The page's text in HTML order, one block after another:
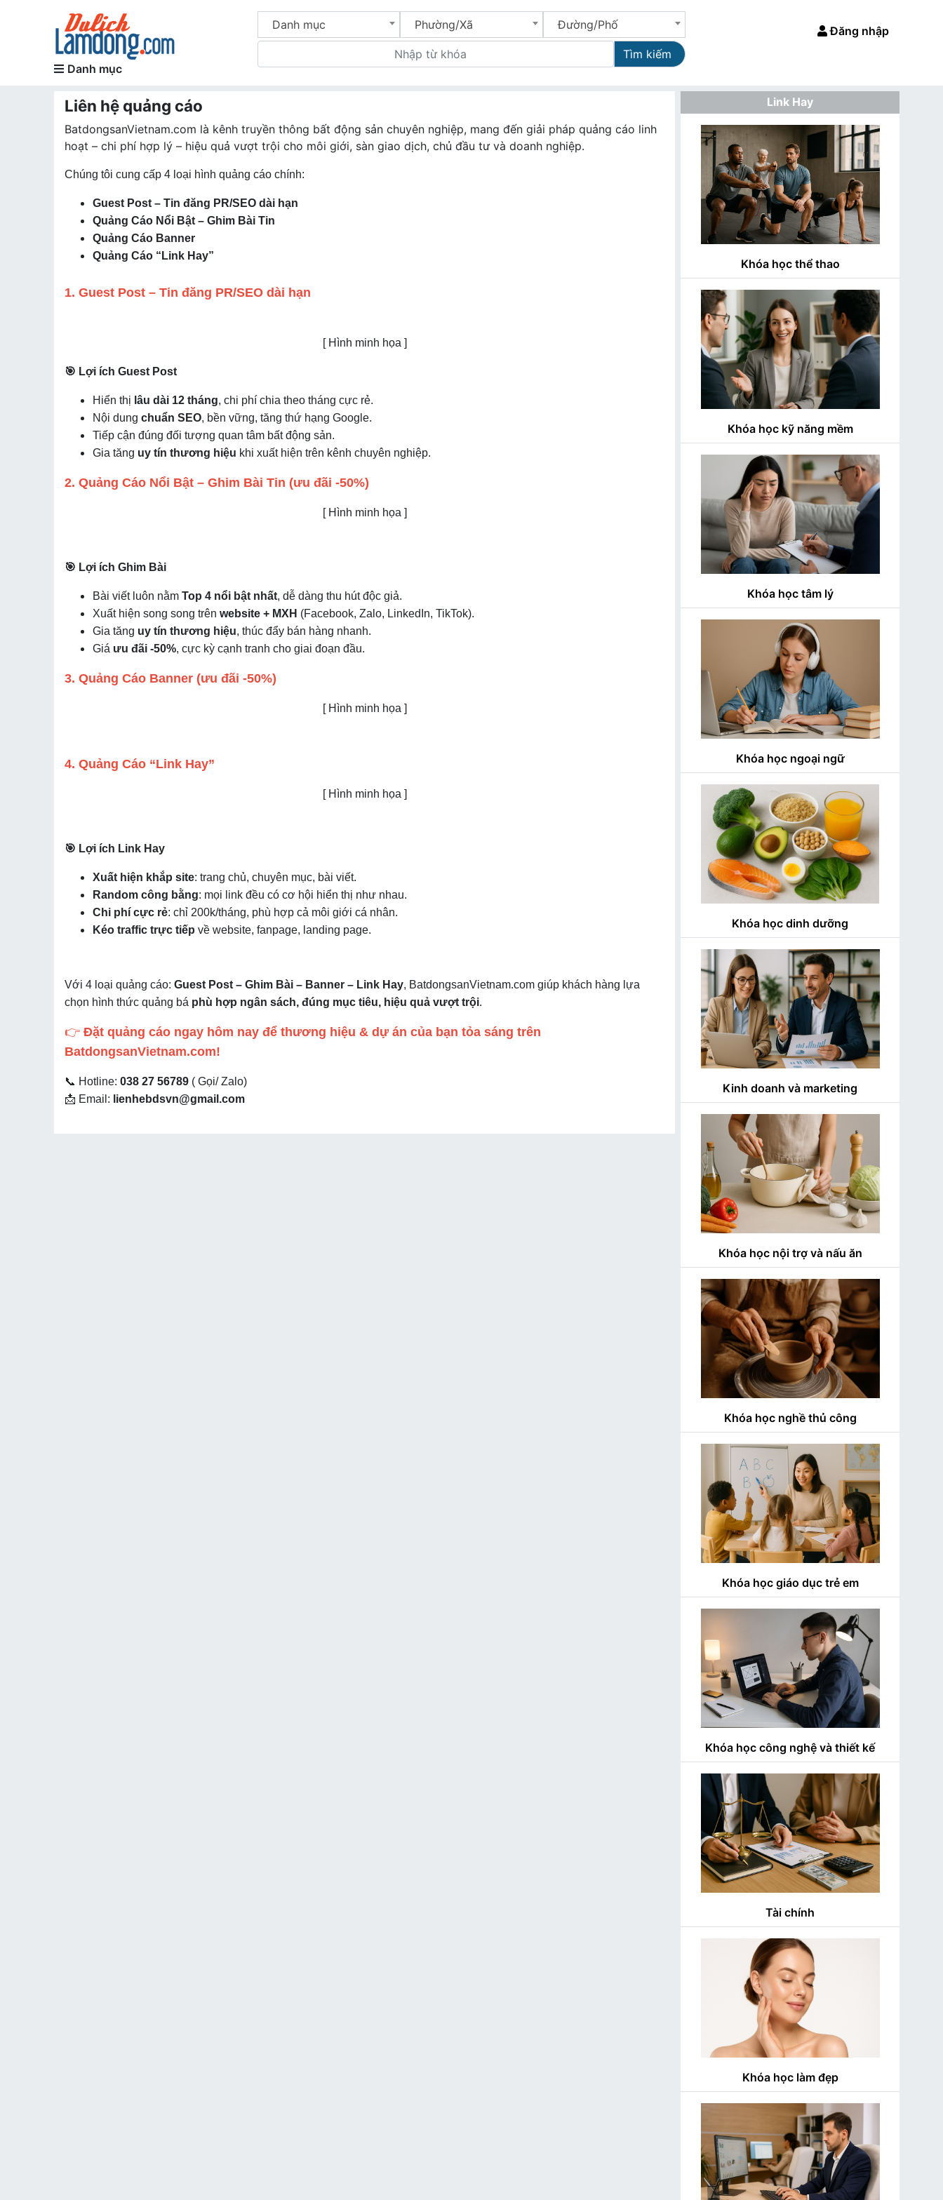
Danh mục
Danh mục Phường/Xã Đường/Phố
Tìm kiếm
Đăng nhập
Liên hệ quảng cáo
BatdongsanVietnam.com là kênh truyền thông bất động sản chuyên nghiệp, mang đến giải pháp quảng cáo linh
hoạt – chi phí hợp lý – hiệu quả vượt trội cho môi giới, sàn giao dịch, chủ đầu tư và doanh nghiệp.
Chúng tôi cung cấp 4 loại hình quảng cáo chính:
Guest Post – Tin đăng PR/SEO dài hạn
Quảng Cáo Nổi Bật – Ghim Bài Tin
Quảng Cáo Banner
Quảng Cáo “Link Hay”
1. Guest Post – Tin đăng PR/SEO dài hạn
[ Hình minh họa ]
🎯 Lợi ích Guest Post
Hiển thị lâu dài 12 tháng, chi phí chia theo tháng cực rẻ.
Nội dung chuẩn SEO, bền vững, tăng thứ hạng Google.
Tiếp cận đúng đối tượng quan tâm bất động sản.
Gia tăng uy tín thương hiệu khi xuất hiện trên kênh chuyên nghiệp.
2. Quảng Cáo Nổi Bật – Ghim Bài Tin (ưu đãi -50%)
[ Hình minh họa ]
🎯 Lợi ích Ghim Bài
Bài viết luôn nằm Top 4 nổi bật nhất, dễ dàng thu hút độc giả.
Xuất hiện song song trên website + MXH (Facebook, Zalo, LinkedIn, TikTok).
Gia tăng uy tín thương hiệu, thúc đẩy bán hàng nhanh.
Giá ưu đãi -50%, cực kỳ cạnh tranh cho giai đoạn đầu.
3. Quảng Cáo Banner (ưu đãi -50%)
[ Hình minh họa ]
4. Quảng Cáo “Link Hay”
[ Hình minh họa ]
🎯 Lợi ích Link Hay
Xuất hiện khắp site: trang chủ, chuyên mục, bài viết.
Random công bằng: mọi link đều có cơ hội hiển thị như nhau.
Chi phí cực rẻ: chỉ 200k/tháng, phù hợp cả môi giới cá nhân.
Kéo traffic trực tiếp về website, fanpage, landing page.
Với 4 loại quảng cáo: Guest Post – Ghim Bài – Banner – Link Hay, BatdongsanVietnam.com giúp khách hàng lựa
chọn hình thức quảng bá phù hợp ngân sách, đúng mục tiêu, hiệu quả vượt trội.
👉 Đặt quảng cáo ngay hôm nay để thương hiệu & dự án của bạn tỏa sáng trên
BatdongsanVietnam.com!
📞 Hotline: 038 27 56789 ( Gọi/ Zalo)
📩 Email: lienhebdsvn@gmail.com
Link Hay
Khóa học thể thao
Khóa học kỹ năng mềm
Khóa học tâm lý
Khóa học ngoại ngữ
Khóa học dinh dưỡng
Kinh doanh và marketing
Khóa học nội trợ và nấu ăn
Khóa học nghề thủ công
Khóa học giáo dục trẻ em
Khóa học công nghệ và thiết kế
Tài chính
Khóa học làm đẹp